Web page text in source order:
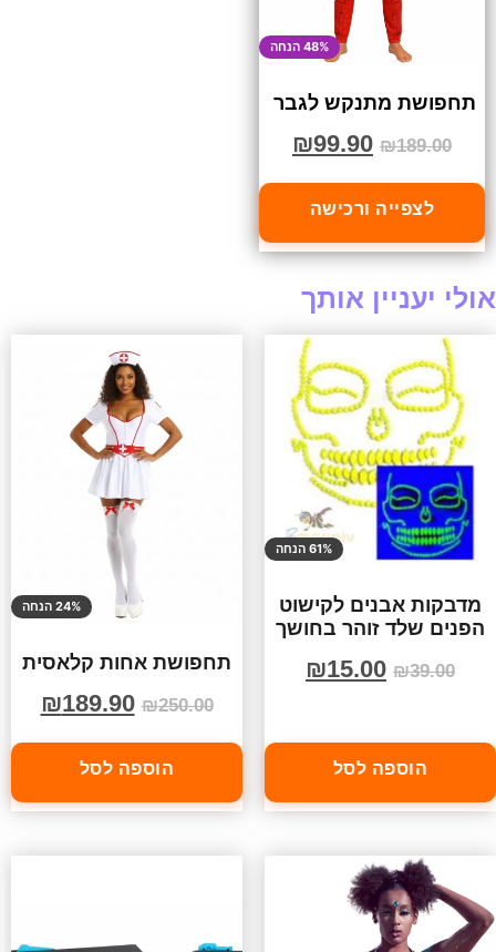
48% הנחה
תחפושת מתנקש לגבר
₪189.00
₪99.90
לצפייה ורכישה
אולי יעניין אותך
61% הנחה
מדבקות אבנים לקישוט
הפנים שלד זוהר בחושך
₪39.00
₪15.00
הוספה לסל
24% הנחה
תחפושת אחות קלאסית
₪250.00
₪189.90
הוספה לסל